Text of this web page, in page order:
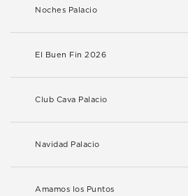
Noches Palacio
El Buen Fin 2026
Club Cava Palacio
Navidad Palacio
Amamos los Puntos